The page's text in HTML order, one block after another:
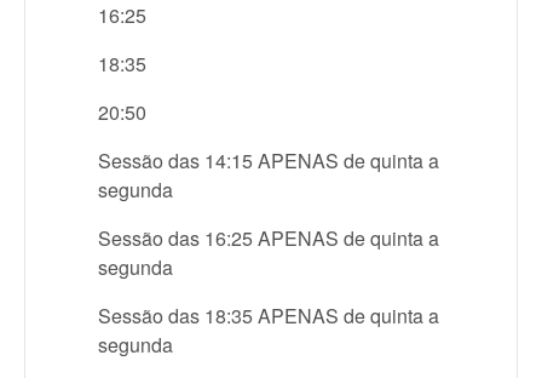
16:25
18:35
20:50
Sessão das 14:15 APENAS de quinta a
segunda
Sessão das 16:25 APENAS de quinta a
segunda
Sessão das 18:35 APENAS de quinta a
segunda